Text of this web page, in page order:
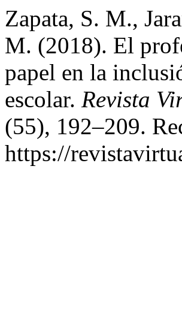
Zapata, S. M.,
M. (2018). El
papel en la
escolar. Revista
(55), 192–209.
https://